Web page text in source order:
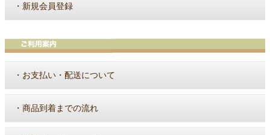
・ 新規会員登録
・ お支払い・配送について
・ 商品到着までの流れ